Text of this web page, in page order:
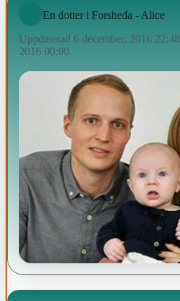
En dotter i Forsheda - Alice
Uppdaterad 6 december, 2016 22:48
2016 00:00